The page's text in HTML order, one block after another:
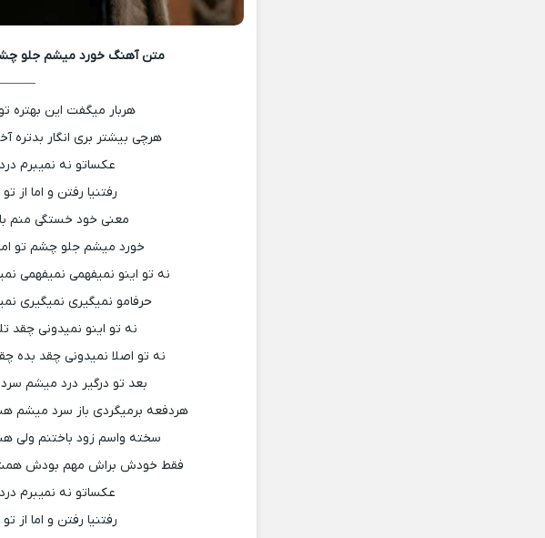
متن آهنگ خورد میشم جلو
هربار میگفت این بهتره
هرچی بیشتر بری انگار بدتره
عکساتو نه نمیبرم
رفتنیا رفتن و اما از
معنی خود خستگی منم
خورد میشم جلو چشم تو
نه تو اینو نمیفهمی نمیفهمی
حرفامو نمیگیری نمیگیری
نه تو اینو نمیدونی چقد
نه تو اصلا نمیدونی چقد بده
بعد تو درگیر درد میشم
هردفعه برمیگردی باز سرد میشم
سخته واسم زود باختنم ولی
فقط خودش براش مهم بودش همش
عکساتو نه نمیبرم
رفتنیا رفتن و اما از